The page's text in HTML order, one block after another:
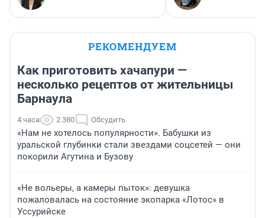
РЕКОМЕНДУЕМ
Как приготовить хачапури —
несколько рецептов от жительницы
Барнаула
4 часа 2 380 Обсудить
«Нам не хотелось популярности». Бабушки из
уральской глубинки стали звездами соцсетей — они
покорили Агутина и Бузову
«Не вольеры, а камеры пыток»: девушка
пожаловалась на состояние экопарка «Лотос» в
Уссурийске